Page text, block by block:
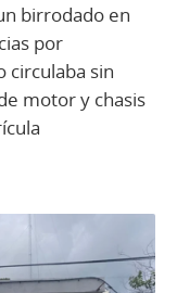
birrodado en
por
circulaba sin
motor y chasis